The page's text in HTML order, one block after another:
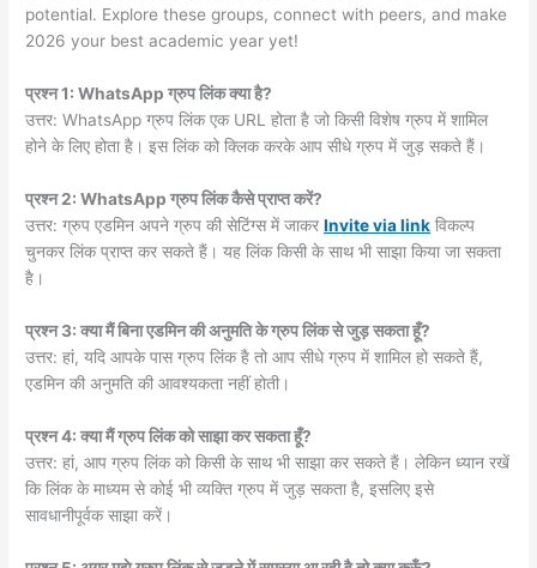
potential. Explore these groups, connect with peers, and make
2026 your best academic year yet!
प्रश्न 1: WhatsApp ग्रुप लिंक क्या है?
उत्तर: WhatsApp ग्रुप लिंक एक URL होता है जो किसी विशेष ग्रुप में शामिल
होने के लिए होता है। इस लिंक को क्लिक करके आप सीधे ग्रुप में जुड़ सकते हैं।
प्रश्न 2: WhatsApp ग्रुप लिंक कैसे प्राप्त करें?
उत्तर: ग्रुप एडमिन अपने ग्रुप की सेटिंग्स में जाकरInvite via link विकल्प
चुनकर लिंक प्राप्त कर सकते हैं। यह लिंक किसी के साथ भी साझा किया जा सकता
है।
प्रश्न 3: क्या मैं बिना एडमिन की अनुमति के ग्रुप लिंक से जुड़ सकता हूँ?
उत्तर: हां, यदि आपके पास ग्रुप लिंक है तो आप सीधे ग्रुप में शामिल हो सकते हैं,
एडमिन की अनुमति की आवश्यकता नहीं होती।
प्रश्न 4: क्या मैं ग्रुप लिंक को साझा कर सकता हूँ?
उत्तर: हां, आप ग्रुप लिंक को किसी के साथ भी साझा कर सकते हैं। लेकिन ध्यान रखें
कि लिंक के माध्यम से कोई भी व्यक्ति ग्रुप में जुड़ सकता है, इसलिए इसे
सावधानीपूर्वक साझा करें।